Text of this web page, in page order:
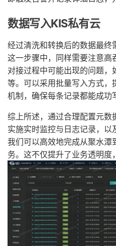
数据写入KIS私有云
经过清洗和转换后的数据最
这一步骤中，同样需要注意
对接过程中可能出现的问题
等。可以采用批量写入方式
机制，确保每条记录都能成功
综上所述，通过合理配置元数
实施实时监控与日志记录，以
我们可以高效地完成从聚水
务。这不仅提升了业务透明度